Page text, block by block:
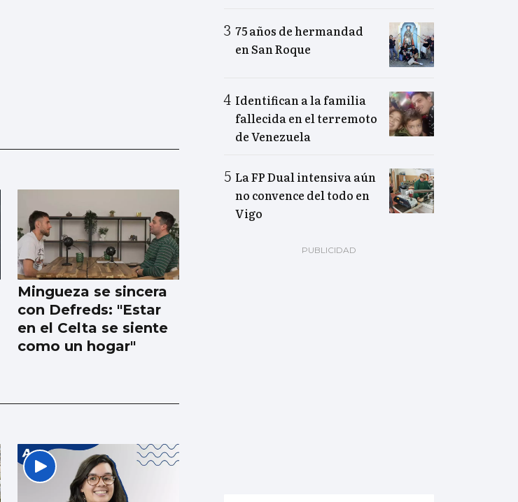
Mingueza se sincera
con Defreds: "Estar
en el Celta se siente
como un hogar"
75 años de hermandad
en San Roque
Identifican a la familia
fallecida en el terremoto
de Venezuela
La FP Dual intensiva aún
no convence del todo en
Vigo